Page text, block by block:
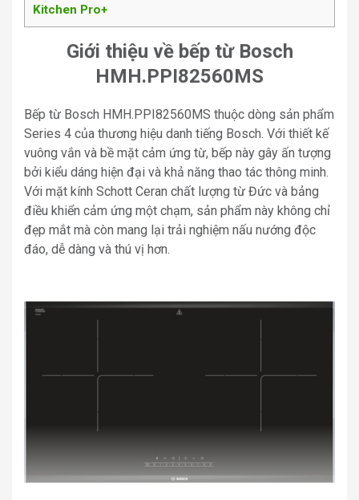
Kitchen Pro+
Giới thiệu về bếp từ Bosch
HMH.PPI82560MS
Bếp từ Bosch HMH.PPI82560MS thuộc dòng sản phẩm
Series 4 của thương hiệu danh tiếng Bosch. Với thiết kế
vuông vắn và bề mặt cảm ứng từ, bếp này gây ấn tượng
bởi kiểu dáng hiện đại và khả năng thao tác thông minh.
Với mặt kính Schott Ceran chất lượng từ Đức và bảng
điều khiển cảm ứng một chạm, sản phẩm này không chỉ
đẹp mắt mà còn mang lại trải nghiệm nấu nướng độc
đáo, dễ dàng và thú vị hơn.